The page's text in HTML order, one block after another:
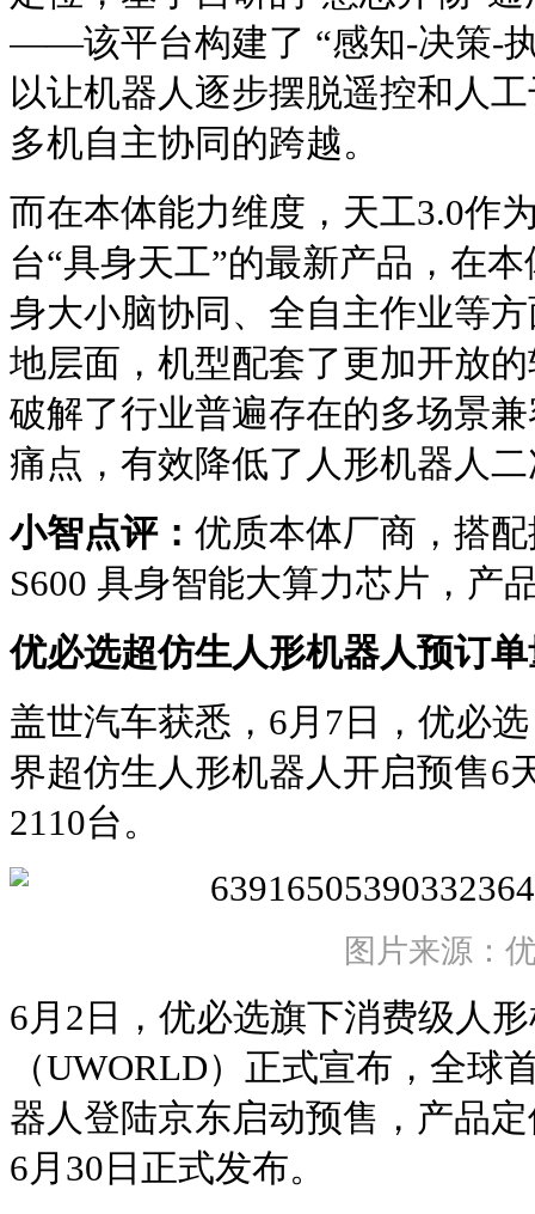
——该平台构建了 “感知-决策-
以让机器人逐步摆脱遥控和人
多机自主协同的跨越。
而在本体能力维度，天工3.0作
台“具身天工”的最新产品，在
身大小脑协同、全自主作业等
地层面，机型配套了更加开放
破解了行业普遍存在的多场景
痛点，有效降低了人形机器人
小智点评： 优质本体厂商，搭
S600 具身智能大算力芯片，产
优必选超仿生人形机器人预订
盖世汽车获悉，6月7日，优必
界超仿生人形机器人开启预售6
2110台。
图片来源：
6月2日，优必选旗下消费级人
（UWORLD）正式宣布，全球
器人登陆京东启动预售，产品
6月30日正式发布。